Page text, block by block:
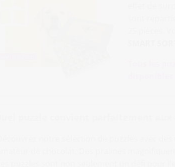
effet de
sont
25 pièces.
SMART
Tous les
Découvrez notre sélection de puzzles avec
amateur de chocolat. Des pralines
ces puzzles sont non seulement un défi pour